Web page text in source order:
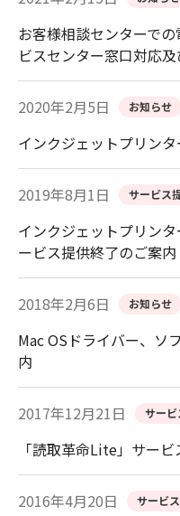
お客様相談センターで
ビスセンター窓口対応
2020年2月5日 お知らせ
インクジェットプリン
2019年8月1日 サービス
インクジェットプリン
ービス提供終了のご案内
2018年2月6日 お知らせ
Mac OSドライバー、ソ
内
2017年12月21日 サービ
「読取革命Lite」サー
2016年4月20日 サービ